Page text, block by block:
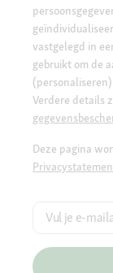
vastgelegd in
gebruikt om de
Verdere details
Deze pagina
Vul je e-